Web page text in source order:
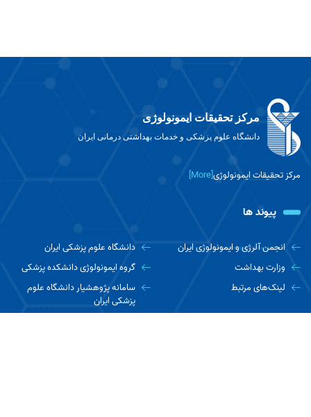
مرکز تحقیقات ایمونولوژی
دانشگاه علوم پزشکی و خدمات بهداشتی درمانی ایران
مرکز تحقیقات ایمونولوژی[More]
پیوند ها
انجمن آلرژی و ایمونولوژی ایران
دانشگاه علوم پزشکی ایران
وزارت بهداشت
گروه ایمونولوژی دانشکده پزشکی
لینک‌های مرتبط
سامانه پژوهشیار دانشگاه علوم
پزشکی ایران